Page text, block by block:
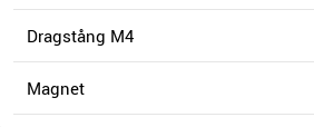
Dragstång M4
Magnet